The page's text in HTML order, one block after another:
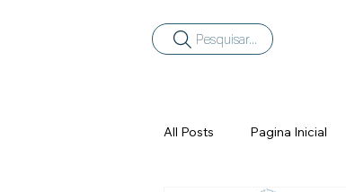
Pesquisar...
All Posts Pagina Inicial